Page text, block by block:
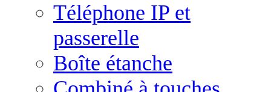
Téléphone IP et
passerelle
Boîte étanche